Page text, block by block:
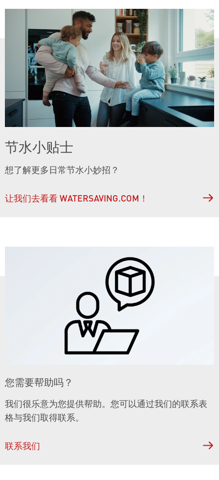
节水小贴士
想了解更多日常节水小妙招？
让我们去看看 WATERSAVING.COM！
您需要帮助吗？
我们很乐意为您提供帮助。您可以通过我们的联系表
格与我们取得联系。
联系我们